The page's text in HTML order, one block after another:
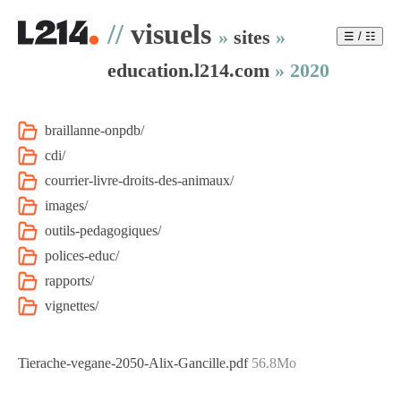
// visuels » sites »
education.l214.com » 2020
braillanne-onpdb/
cdi/
courrier-livre-droits-des-animaux/
images/
outils-pedagogiques/
polices-educ/
rapports/
vignettes/
Tierache-vegane-2050-Alix-Gancille.pdf 56.8Mo
☰ / ☷